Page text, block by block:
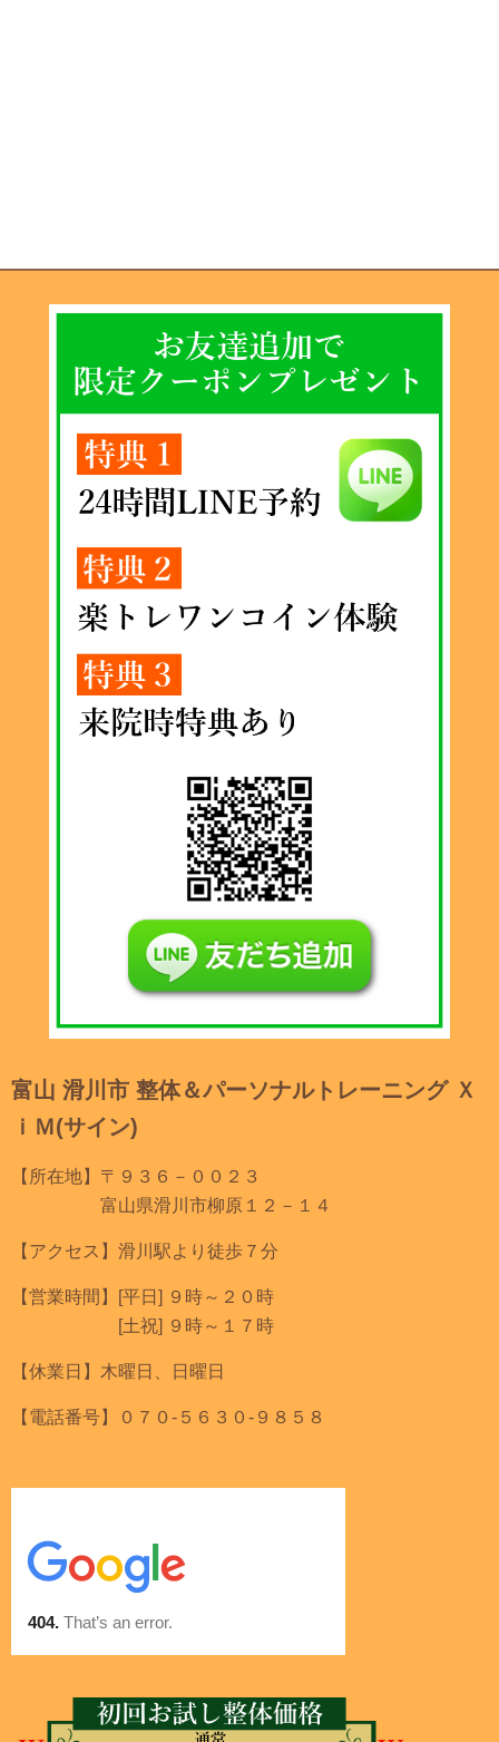
富山 滑川市 整体＆パーソナルトレーニング Ｘ
ｉＭ(サイン)
【所在地】〒９３６－００２３
富山県滑川市柳原１２－１４
【アクセス】滑川駅より徒歩７分
【営業時間】[平日] ９時～２０時
[土祝] ９時～１７時
【休業日】木曜日、日曜日
【電話番号】０７０-５６３０-９８５８